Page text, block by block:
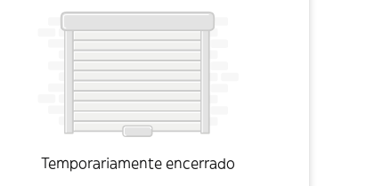
Temporariamente encerrado